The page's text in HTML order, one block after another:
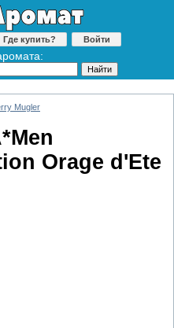
Где купить? Войти
Mugler
Orage d'Ete